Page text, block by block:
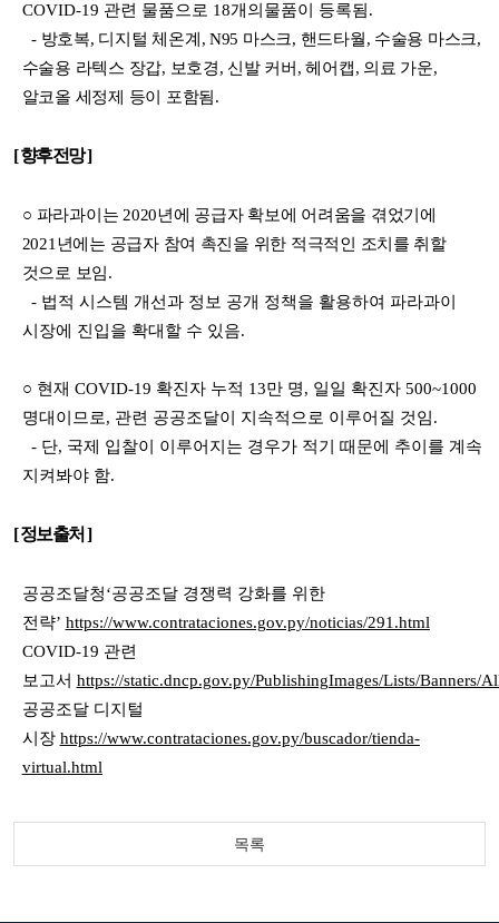
COVID-19 관련 물품으로 18개의 물품이 등록됨.
- 방호복, 디지털 체온계 , N95 마스크, 핸드타월, 수술용 마스크,
수술용 라텍스 장갑, 보호경, 신발 커버 ,헤어캡, 의료 가운,
알코올 세정제 등이 포함됨.
[향후전망]
○ 파라과이는 2020년에 공급자 확보에 어려움을 겪었기에
2021 년에는 공급자 참여 촉진을 위한 적극적인 조치를 취할
것으로 보임.
- 법적 시스템 개선과 정보 공개 정책을 활용하여 파라과이
시장에 진입을 확대할 수 있음.
○ 현재 COVID-19 확진자 누적 13만 명, 일일 확진자 500~1000
명대이므로, 관련 공공조달이 지속적으로 이루어질 것임.
- 단, 국제 입찰이 이루어지는 경우가 적기 때문에 추이를 계속
지켜봐야 함.
[정보출처 ]
공공조달청‘공공조달 경쟁력 강화를 위한
전략’ https://www.contrataciones.gov.py/noticias/291.html
COVID-19 관련
보고서 https://static.dncp.gov.py/PublishingImages/Lists/Banners/
공공조달 디지털
시장 https://www.contrataciones.gov.py/buscador/tienda-
virtual.html
목록